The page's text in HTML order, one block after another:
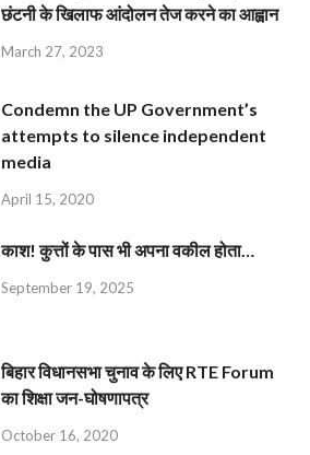
छंटनी के खिलाफ आंदोलन तेज करने का आह्वान
March 27, 2023
Condemn the UP Government’s
attempts to silence independent
media
April 15, 2020
काश! कुत्तों के पास भी अपना वकील होता…
September 19, 2025
बिहार विधानसभा चुनाव के लिए RTE Forum
का शिक्षा जन-घोषणापत्र
October 16, 2020